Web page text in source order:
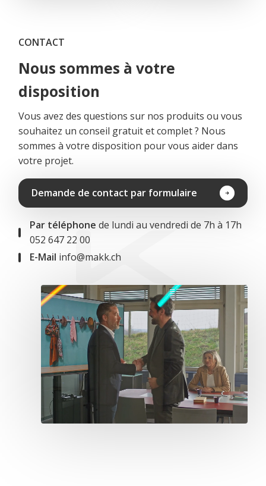
CONTACT
Nous sommes à votre
disposition
Vous avez des questions sur nos produits ou vous
souhaitez un conseil gratuit et complet ? Nous
sommes à votre disposition pour vous aider dans
votre projet.
Demande de contact par formulaire
Par téléphone de lundi au vendredi de 7h à 17h
052 647 22 00
E-Mail info@makk.ch